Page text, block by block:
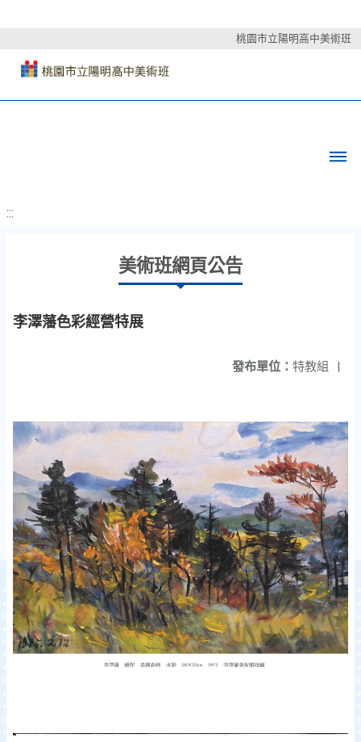
桃園市立陽明高中美術班
:::
美術班網頁公告
李澤藩色彩經營特展
發布單位： 特教組 |